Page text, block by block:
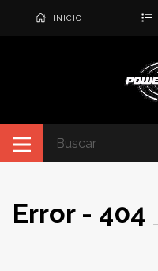
INICIO
Error - 404